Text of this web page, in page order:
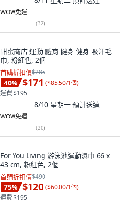
WOW免運
(32)
甜蜜商店 運動 體育 健身 健身 吸汗毛
巾, 粉紅色, 2個
首購折扣價$285
40% $171 ($85.50/1個)
運費 $195
8/10 星期一 預計送達
WOW免運
(20)
For You Living 游泳池運動濕巾 66 x
43 cm, 粉紅色, 2個
首購折扣價$490
75% $120 ($60.00/1個)
運費 $195